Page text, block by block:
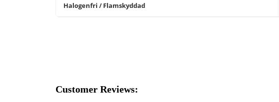
Halogenfri / Flamskyddad
Customer Reviews: